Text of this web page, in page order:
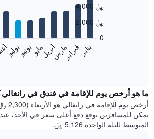
سعر
غرفة
كل
شهر
يتضمن
ينايرفبرايرمارسأبريلمايويونيويوليو
0
2,000 ﷼
4,000 ﷼
ما هو أرخص يوم للإقامة في فندق في
أرخص
يمكن للمسافرين توقع دفع أعلى سعر في الأحد،
المتوسط لليلة الواحدة 5,126 ﷼.